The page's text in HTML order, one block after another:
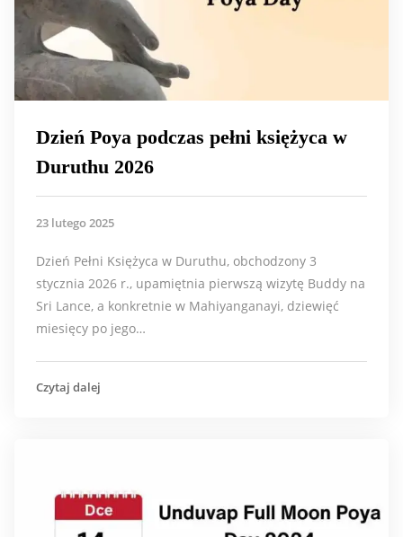
Dzień Poya podczas pełni księżyca w
Duruthu 2026
23 lutego 2025
Dzień Pełni Księżyca w Duruthu, obchodzony 3
stycznia 2026 r., upamiętnia pierwszą wizytę Buddy na
Sri Lance, a konkretnie w Mahiyanganayi, dziewięć
miesięcy po jego…
Czytaj dalej